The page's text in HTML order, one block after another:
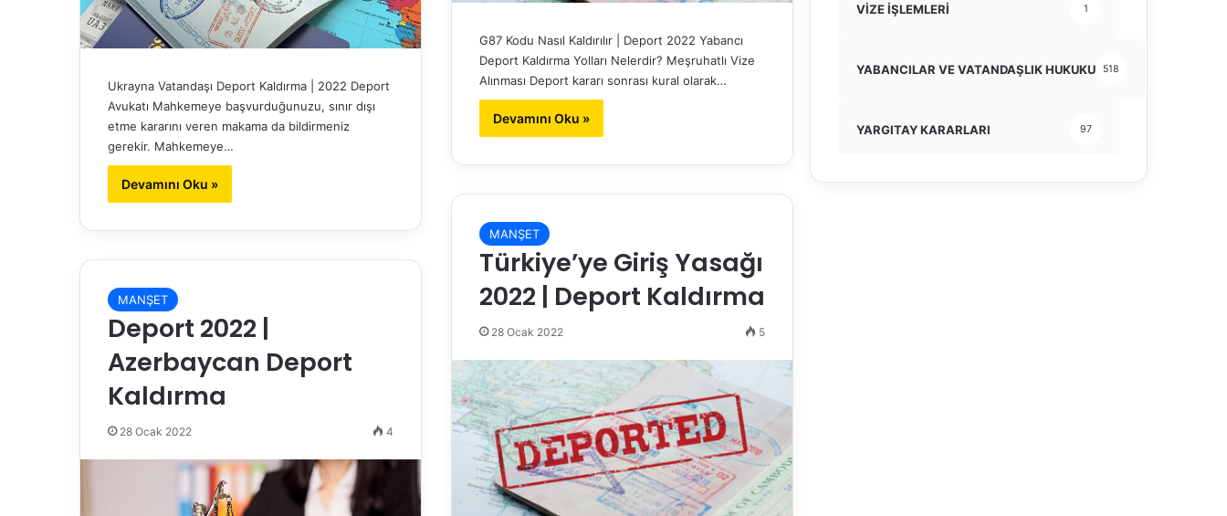
Ukrayna Vatandaşı Deport Kaldırma | 2022 Deport
Avukatı Mahkemeye başvurduğunuzu, sınır dışı
etme kararını veren makama da bildirmeniz
gerekir. Mahkemeye…
Devamını Oku »
G87 Kodu Nasıl Kaldırılır | Deport 2022 Yabancı
Deport Kaldırma Yolları Nelerdir? Meşruhatlı Vize
Alınması Deport kararı sonrası kural olarak…
Devamını Oku »
MANŞET
Türkiye’ye Giriş Yasağı
2022 | Deport Kaldırma
28 Ocak 2022 5
MANŞET
Deport 2022 |
Azerbaycan Deport
Kaldırma
28 Ocak 2022 4
VİZE İŞLEMLERİ 1
YABANCILAR VE VATANDAŞLIK HUKUKU 518
YARGITAY KARARLARI 97